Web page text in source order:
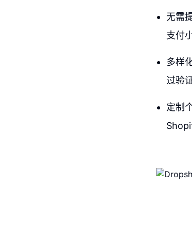
无需
支付
多样
过验
定制